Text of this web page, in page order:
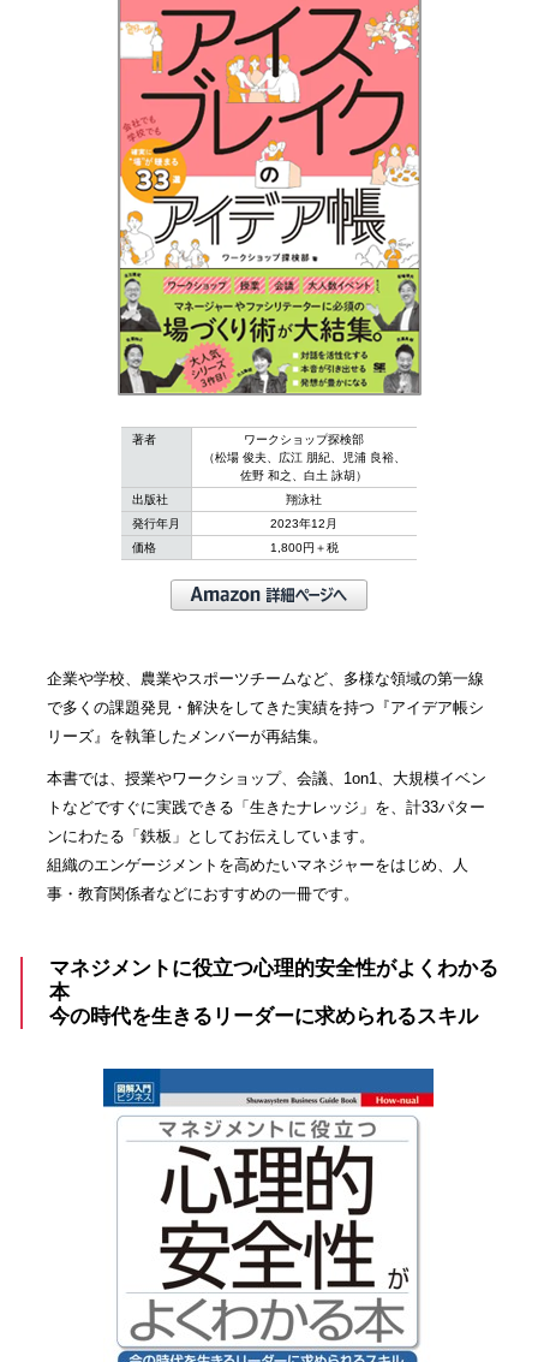
著者
ワークショップ探検部
（松場 俊夫、広江 朋紀、児浦 良裕、
佐野 和之、白土 詠胡）
出版社
翔泳社
発行年月
2023年12月
価格
1,800円＋税
企業や学校、農業やスポーツチームなど、多様な領域の第一線
で多くの課題発見・解決をしてきた実績を持つ『アイデア帳シ
リーズ』を執筆したメンバーが再結集。
本書では、授業やワークショップ、会議、1on1、大規模イベン
トなどですぐに実践できる「生きたナレッジ」を、計33パター
ンにわたる「鉄板」としてお伝えしています。
組織のエンゲージメントを高めたいマネジャーをはじめ、人
事・教育関係者などにおすすめの一冊です。
マネジメントに役立つ心理的安全性がよくわかる
本
今の時代を生きるリーダーに求められるスキル